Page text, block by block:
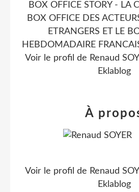
BOX OFFICE STORY - LA
BOX OFFICE DES
ETRANGERS ET LE
HEBDOMADAIRE
Voir le profil de Renaud
Eklablog
À
Voir le profil de Renaud
Eklablog